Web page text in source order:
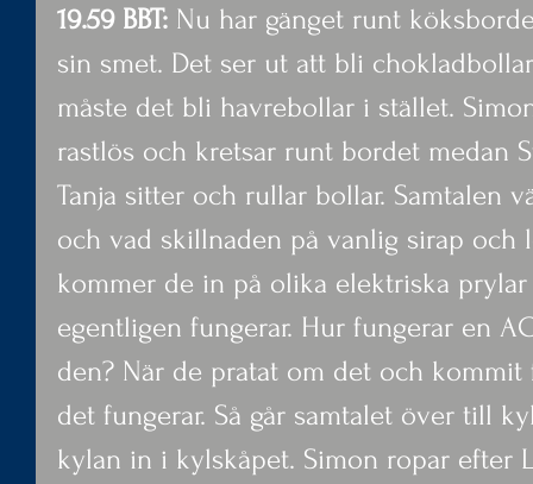
19.59 BBT: Nu har gänget runt
sin smet. Det ser ut att bli
måste det bli havrebollar i stället.
rastlös och kretsar runt bordet medan
Tanja sitter och rullar bollar. Samtalen
och vad skillnaden på vanlig sirap och
kommer de in på olika elektriska
egentligen fungerar. Hur fungerar en
den? När de pratat om det och
det fungerar. Så går samtalet över till
kylan in i kylskåpet. Simon ropar efter